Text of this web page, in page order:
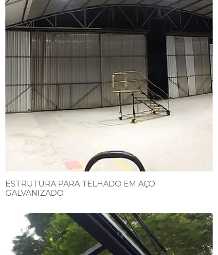
ESTRUTURA PARA TELHADO EM AÇO
GALVANIZADO